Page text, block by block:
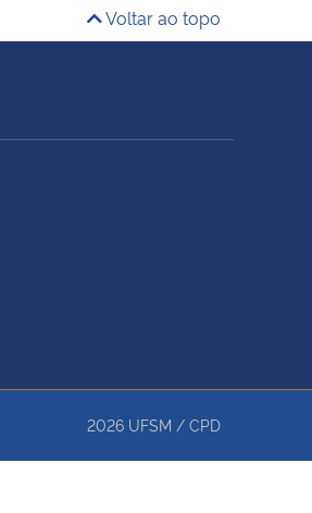
Voltar ao topo
2026 UFSM / CPD